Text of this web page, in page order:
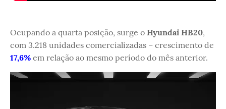
Ocupando a quarta posição, surge o Hyundai HB20,
com 3.218 unidades comercializadas – crescimento de
17,6% em relação ao mesmo período do mês anterior.